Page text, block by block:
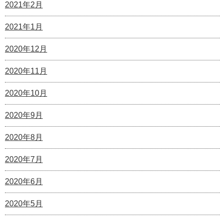
2021年2月
2021年1月
2020年12月
2020年11月
2020年10月
2020年9月
2020年8月
2020年7月
2020年6月
2020年5月